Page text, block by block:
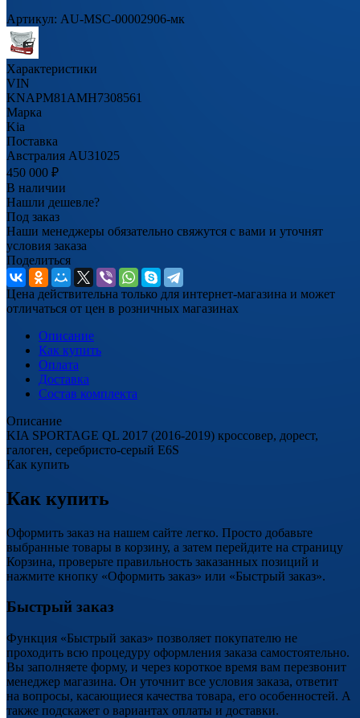
Артикул: AU-MSC-00002906-мк
Характеристики
VIN
KNAPM81AMH7308561
Марка
Kia
Поставка
Австралия AU31025
450 000 ₽
В наличии
Нашли дешевле?
Под заказ
Наши менеджеры обязательно свяжутся с вами и уточнят
условия заказа
Поделиться
Цена действительна только для интернет-магазина и может
отличаться от цен в розничных магазинах
Описание
Как купить
Оплата
Доставка
Состав комплекта
Описание
KIA SPORTAGE QL 2017 (2016-2019) кроссовер, дорест,
галоген, серебристо-серый E6S
Как купить
Как купить
Оформить заказ на нашем сайте легко. Просто добавьте
выбранные товары в корзину, а затем перейдите на страницу
Корзина, проверьте правильность заказанных позиций и
нажмите кнопку «Оформить заказ» или «Быстрый заказ».
Быстрый заказ
Функция «Быстрый заказ» позволяет покупателю не
проходить всю процедуру оформления заказа самостоятельно.
Вы заполняете форму, и через короткое время вам перезвонит
менеджер магазина. Он уточнит все условия заказа, ответит
на вопросы, касающиеся качества товара, его особенностей. А
также подскажет о вариантах оплаты и доставки.